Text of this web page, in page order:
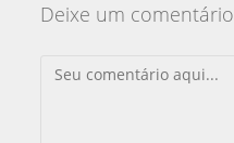
Deixe um comentário